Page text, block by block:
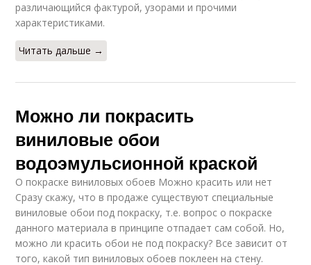
различающийся фактурой, узорами и прочими
характеристиками.
Читать дальше →
Можно ли покрасить
виниловые обои
водоэмульсионной краской
О покраске виниловых обоев Можно красить или нет
Сразу скажу, что в продаже существуют специальные
виниловые обои под покраску, т.е. вопрос о покраске
данного материала в принципе отпадает сам собой. Но,
можно ли красить обои не под покраску? Все зависит от
того, какой тип виниловых обоев поклеен на стену.